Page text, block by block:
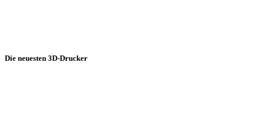
Die neuesten 3D-Drucker